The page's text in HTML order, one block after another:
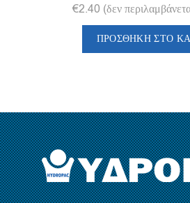
€2.40 (δεν
ΠΡΟΣΘΉΚΗ ΣΤΟ